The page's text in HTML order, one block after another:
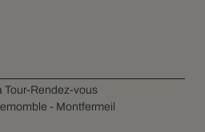
Tour-Rendez-vous
- Montfermeil